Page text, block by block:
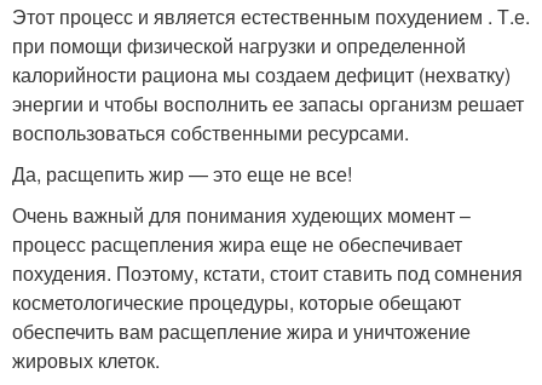
Этот процесс и является естественным похудением . Т.е.
при помощи физической нагрузки и определенной
калорийности рациона мы создаем дефицит (нехватку)
энергии и чтобы восполнить ее запасы организм решает
воспользоваться собственными ресурсами.
Да, расщепить жир — это еще не все!
Очень важный для понимания худеющих момент –
процесс расщепления жира еще не обеспечивает
похудения. Поэтому, кстати, стоит ставить под сомнения
косметологические процедуры, которые обещают
обеспечить вам расщепление жира и уничтожение
жировых клеток.